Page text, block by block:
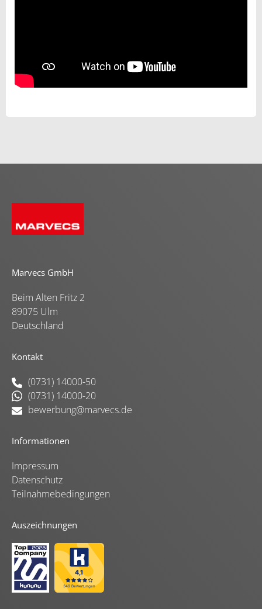
Marvecs GmbH
Beim Alten Fritz 2
89075 Ulm
Deutschland
Kontakt
(0731) 14000-50
(0731) 14000-20
bewerbung@marvecs.de
Informationen
Impressum
Datenschutz
Teilnahmebedingungen
Auszeichnungen